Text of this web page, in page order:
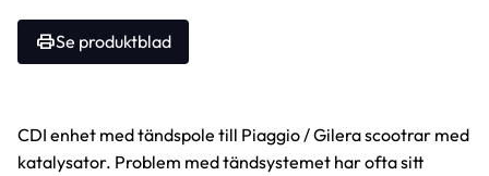
Se produktblad
CDI enhet med tändspole till Piaggio / Gilera scootrar med
katalysator. Problem med tändsystemet har ofta sitt